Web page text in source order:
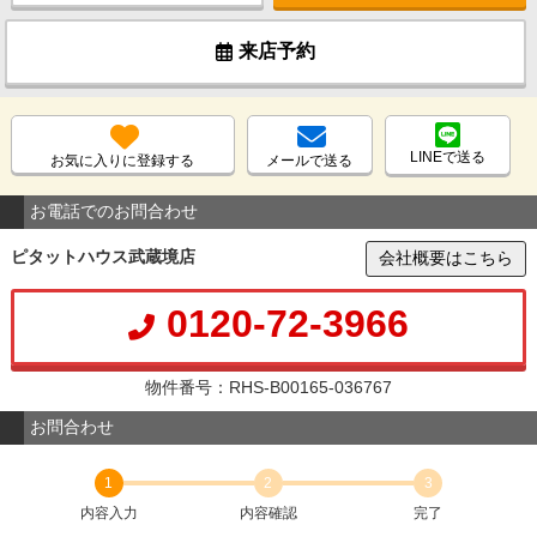
来店予約
お気に入りに登録する メールで送る LINEで送る
お電話でのお問合わせ
ピタットハウス武蔵境店 会社概要はこちら
0120-72-3966
物件番号：RHS-B00165-036767
お問合わせ
1
内容入力
2
内容確認
3
完了